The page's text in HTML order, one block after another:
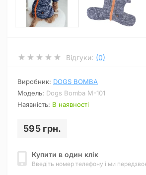
Відгуки: (0)
Виробник: DOGS BOMBA
Модель: Dogs Bomba M-101
Наявність: В наявності
595 грн.
Купити в один клік
Введіть номер телефону і ми